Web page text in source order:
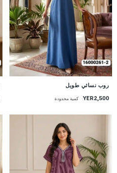
روب نسائي طويل
YER2,500 كمية محدودة